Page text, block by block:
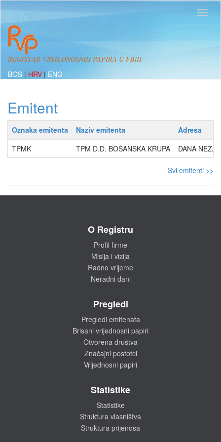
REGISTAR VRIJEDNOSNIH PAPIRA U FBiH
BOS | HRV | ENG
Emitent
Oznaka emitenta Naziv emitenta
Adresa
TPMK
TPM D.D. BOSANSKA KRUPA DANA
Svi emitenti >>
O Registru
Profil firme
Misija i vizija
Radno vrijeme
Neradni dani
Pregledi
Pregledi emitenata
Brisani vrijednosni papiri
Otvorena društva
Značajni postotci
Vrijednosni papiri
Statistike
Statistike
Struktura vlasništva
Struktura prijenosa